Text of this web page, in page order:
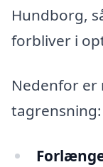
Hundborg,
forbliver i
Nedenfor er
tagrensning: